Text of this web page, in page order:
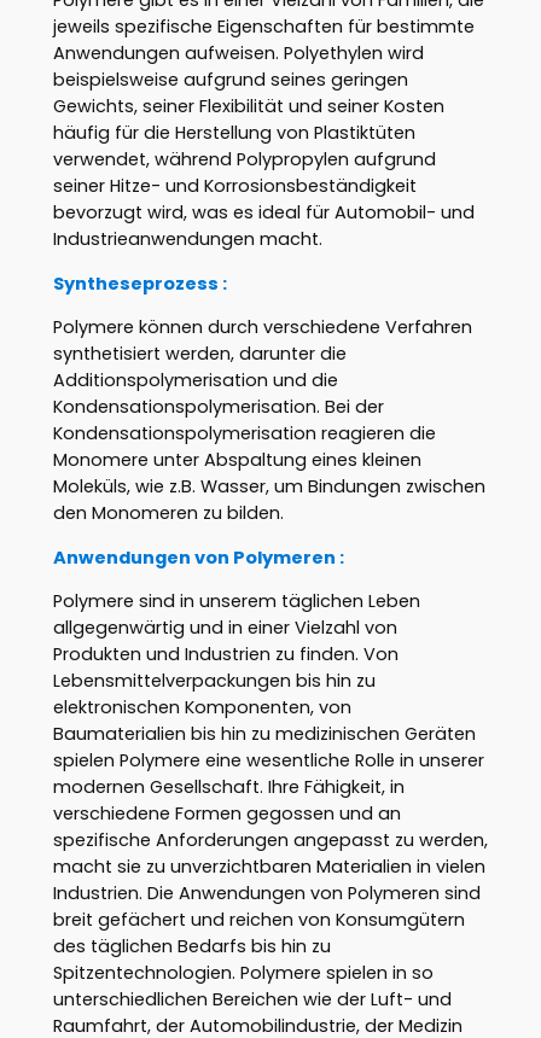
jeweils spezifische Eigenschaften für bestimmte
Anwendungen aufweisen. Polyethylen wird
beispielsweise aufgrund seines geringen
Gewichts, seiner Flexibilität und seiner Kosten
häufig für die Herstellung von Plastiktüten
verwendet, während Polypropylen aufgrund
seiner Hitze- und Korrosionsbeständigkeit
bevorzugt wird, was es ideal für Automobil- und
Industrieanwendungen macht.
Syntheseprozess :
Polymere können durch verschiedene Verfahren
synthetisiert werden, darunter die
Additionspolymerisation und die
Kondensationspolymerisation. Bei der
Kondensationspolymerisation reagieren die
Monomere unter Abspaltung eines kleinen
Moleküls, wie z.B. Wasser, um Bindungen zwischen
den Monomeren zu bilden.
Anwendungen von Polymeren :
Polymere sind in unserem täglichen Leben
allgegenwärtig und in einer Vielzahl von
Produkten und Industrien zu finden. Von
Lebensmittelverpackungen bis hin zu
elektronischen Komponenten, von
Baumaterialien bis hin zu medizinischen Geräten
spielen Polymere eine wesentliche Rolle in unserer
modernen Gesellschaft. Ihre Fähigkeit, in
verschiedene Formen gegossen und an
spezifische Anforderungen angepasst zu werden,
macht sie zu unverzichtbaren Materialien in vielen
Industrien. Die Anwendungen von Polymeren sind
breit gefächert und reichen von Konsumgütern
des täglichen Bedarfs bis hin zu
Spitzentechnologien. Polymere spielen in so
unterschiedlichen Bereichen wie der Luft- und
Raumfahrt, der Automobilindustrie, der Medizin